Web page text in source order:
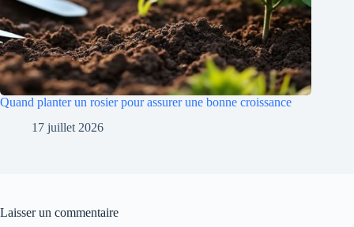
Quand planter un rosier pour assurer une bonne croissance
17 juillet 2026
Laisser un commentaire